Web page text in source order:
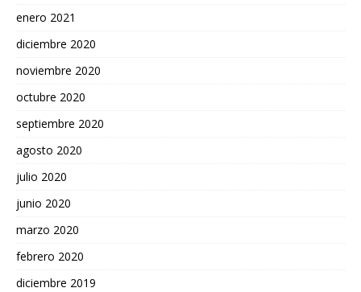
enero 2021
diciembre 2020
noviembre 2020
octubre 2020
septiembre 2020
agosto 2020
julio 2020
junio 2020
marzo 2020
febrero 2020
diciembre 2019